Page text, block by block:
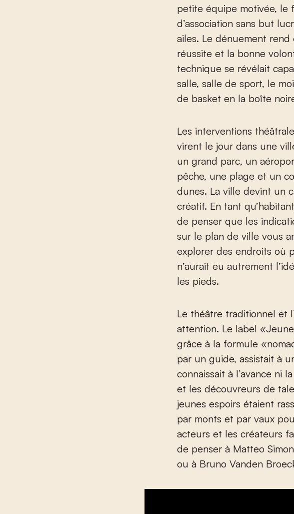
petite équipe motivée, le
d’association sans but
ailes. Le dénuement rend
réussite et la bonne
technique se révélait
salle, salle de sport, le
de basket en la boîte
Les interventions
virent le jour dans une
un grand parc, un
pêche, une plage et un
dunes. La ville devint un
créatif. En tant
de penser que les
sur le plan de ville vous
explorer des endroits où
n’aurait eu autrement
les pieds.
Le théâtre traditionnel et
attention. Le label
grâce à la formule
par un guide, assistait à
connaissait à l’avance ni
et les découvreurs de
jeunes espoirs étaient
par monts et par vaux
acteurs et les créateurs
de penser à Matteo
ou à Bruno Vanden